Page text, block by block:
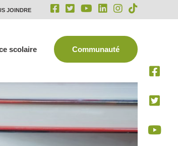
JOINDRE
scolaire Communauté